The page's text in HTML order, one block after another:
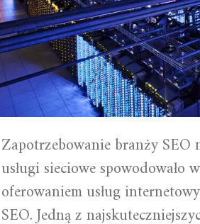
Zapotrzebowanie branży SEO
usługi sieciowe spowodowało
oferowaniem usług
SEO. Jedną z